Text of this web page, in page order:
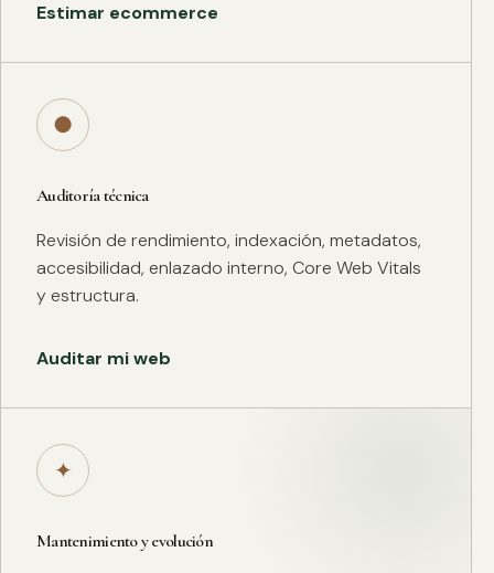
Estimar ecommerce
●
Auditoría técnica
Revisión de rendimiento, indexación, metadatos,
accesibilidad, enlazado interno, Core Web Vitals
y estructura.
Auditar mi web
✦
Mantenimiento y evolución